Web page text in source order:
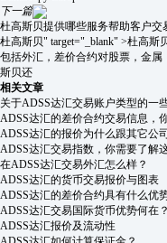
下一篇
杜高斯贝提供哪些服务帮助客户交
杜高斯贝" target="_blank" >杜高斯
包括外汇，差价合约对股票，金属
斯贝还
相关文章
关于ADSS达汇交易账户类型的一
ADSS达汇的差价合约交易信息，
ADSS达汇的报价为什么跟其它公
ADSS达汇交易指数，你需要了解
在ADSS达汇交易外汇怎么样？
ADSS达汇的货币交易报价与图表
ADSS达汇的差价合约具有什么优
ADSS达汇交易国际货币优势何在？
ADSS达汇报价及流动性